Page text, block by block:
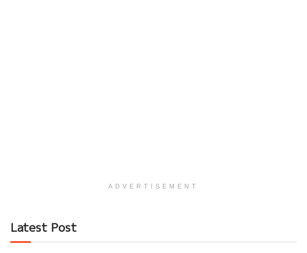
ADVERTISEMENT
Latest Post